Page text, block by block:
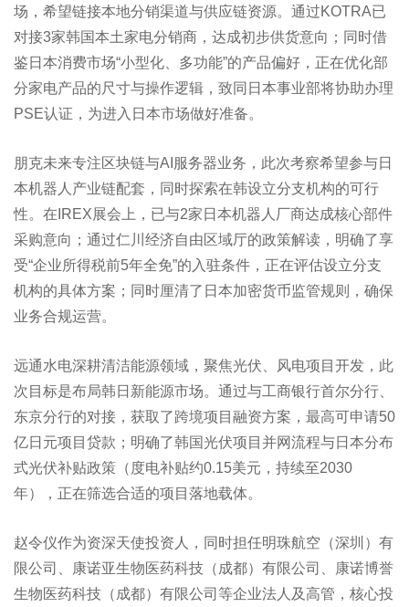
场，希望链接本地分销渠道与供应链资源。通过KOTRA已
对接3家韩国本土家电分销商，达成初步供货意向；同时借
鉴日本消费市场“小型化、多功能”的产品偏好，正在优化部
分家电产品的尺寸与操作逻辑，致同日本事业部将协助办理
PSE认证，为进入日本市场做好准备。
朋克未来专注区块链与AI服务器业务，此次考察希望参与日
本机器人产业链配套，同时探索在韩设立分支机构的可行
性。在IREX展会上，已与2家日本机器人厂商达成核心部件
采购意向；通过仁川经济自由区域厅的政策解读，明确了享
受“企业所得税前5年全免”的入驻条件，正在评估设立分支
机构的具体方案；同时厘清了日本加密货币监管规则，确保
业务合规运营。
远通水电深耕清洁能源领域，聚焦光伏、风电项目开发，此
次目标是布局韩日新能源市场。通过与工商银行首尔分行、
东京分行的对接，获取了跨境项目融资方案，最高可申请50
亿日元项目贷款；明确了韩国光伏项目并网流程与日本分布
式光伏补贴政策（度电补贴约0.15美元，持续至2030
年），正在筛选合适的项目落地载体。
赵令仪作为资深天使投资人，同时担任明珠航空（深圳）有
限公司、康诺亚生物医药科技（成都）有限公司、康诺博誉
生物医药科技（成都）有限公司等企业法人及高管，核心投